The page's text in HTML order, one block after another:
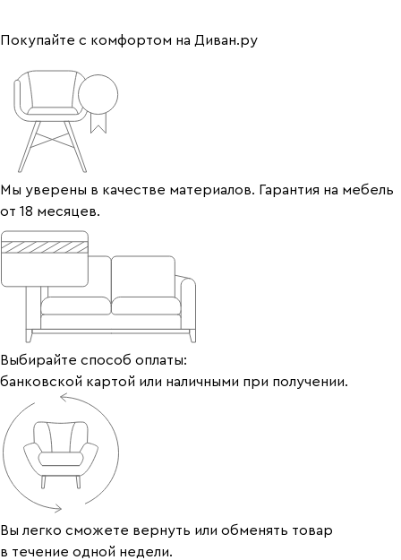
Покупайте с комфортом на Диван.ру
Мы уверены в качестве материалов. Гарантия на мебель
от 18 месяцев.
Выбирайте способ оплаты:
банковской картой или наличными при получении.
Вы легко сможете вернуть или обменять товар
в течение одной недели.